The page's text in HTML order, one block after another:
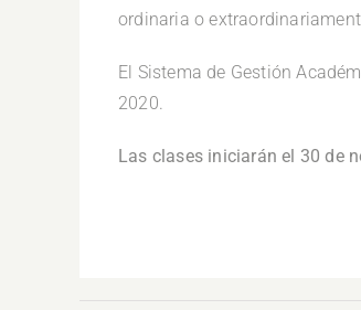
ordinaria o
El Sistema de Gestión
2020.
Las clases iniciarán el 30 de